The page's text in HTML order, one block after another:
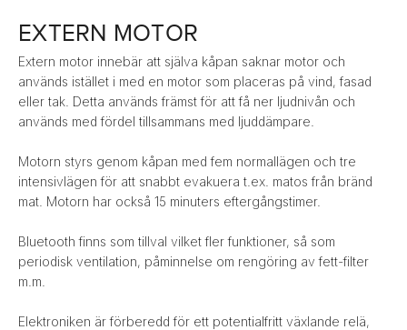
EXTERN MOTOR
Extern motor innebär att själva kåpan saknar motor och
används istället i med en motor som placeras på vind, fasad
eller tak. Detta används främst för att få ner ljudnivån och
används med fördel tillsammans med ljuddämpare.
Motorn styrs genom kåpan med fem normallägen och tre
intensivlägen för att snabbt evakuera t.ex. matos från bränd
mat. Motorn har också 15 minuters eftergångstimer.
Bluetooth finns som tillval vilket fler funktioner, så som
periodisk ventilation, påminnelse om rengöring av fett-filter
m.m.
Elektroniken är förberedd för ett potentialfritt växlande relä,